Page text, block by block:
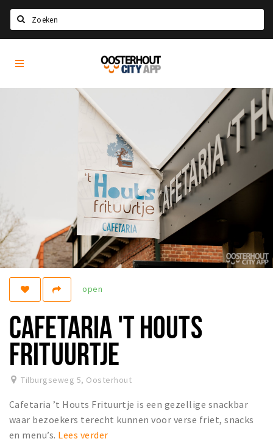
Home
Agenda
Winkelgebieden
Parkeren
Koopzondagen
Bezienswaardigheden
Musea, theaters & podia
Uitjes & activiteiten
Natuurgebieden
Baroniepoorten
Inloggen
Oosterhout
City
open
CAFETARIA 'T HOUTS
FRITUURTJE
Tilburgseweg 5, Oosterhout
Cafetaria ’t Houts Frituurtje is een gezellige snackbar
waar bezoekers terecht kunnen voor verse friet, snacks
en menu’s. Lees verder